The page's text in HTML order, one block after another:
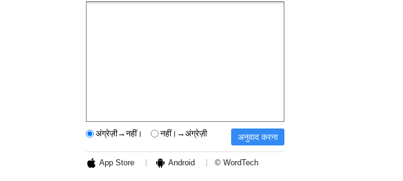
अंग्रेज़ी→नहीं। नहीं।→अंग्रेज़ी
App Store Android © WordTech